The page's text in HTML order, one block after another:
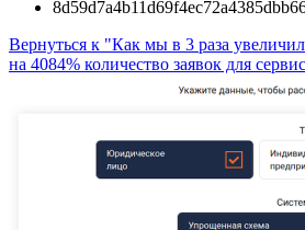
Вернуться к "Как мы в 3 раза
на 4084% количество заявок для